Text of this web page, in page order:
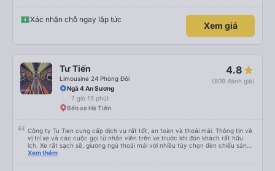
quy định rõ ràng về việc giữ im lặng (tắt âm thanh điện thoại) vào ban đêm
để tránh làm phiền hành khách khác ngủ. Ngoài ra, nhà xe nên dán sẵn mật
khẩu Wi-Fi trong xe để hành khách dễ dàng sử dụng. Tôi vẫn sẽ tiếp tục ủng
Xác nhận chỗ ngay lập tức
Xem giá
Tư Tiến
Limousine 24 Phòng Đôi
4.8
(809 đánh giá)
Ngã 4 An Sương
7 giờ 15 phút
Bến xe Hà Tiên
Công ty Tu Tien cung cấp dịch vụ rất tốt, an toàn và thoải mái. Thông tin về
vị trí xe và các cuộc gọi từ nhân viên trên xe trước khi đón khách rất hữu
ích. Xe rất sạch sẽ, giường ngủ thoải mái với nhiều tùy chọn đèn chiếu sáng
và cổng USB được đặt ở vị trí thuận tiện. Nhân viên rất lịch sự và xe đến
Xem thêm